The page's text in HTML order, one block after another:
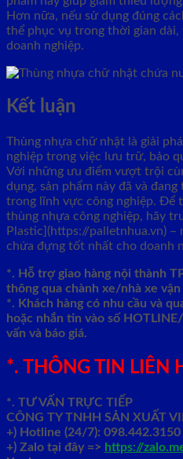
Hơn nữa, nếu sử dụng đúng
thể phục vụ trong thời gian
doanh nghiệp.
Kết luận
Thùng nhựa chữ nhật là giải
nghiệp trong việc lưu trữ, bảo
Với những ưu điểm vượt trội
dụng, sản phẩm này đã và
trong lĩnh vực công nghiệp. Để
thùng nhựa công nghiệp, hãy
Plastic](https://palletnhua.vn) –
chứa đựng tốt nhất cho doanh
*. Hỗ trợ giao hàng nội thành
thông qua chành xe/nhà xe vận
*. Khách hàng có nhu cầu và
hoặc nhắn tin vào số
vấn và báo giá.
*. THÔNG TIN LIÊN
*. TƯ VẤN TRỰC TIẾP
CÔNG TY TNHH SẢN XUẤT
+) Hotline (24/7):
+) Zalo tại đây => https://